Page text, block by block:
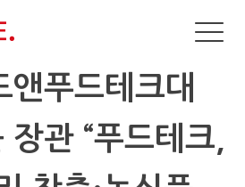
앤푸드테크대
관 “푸드테크,